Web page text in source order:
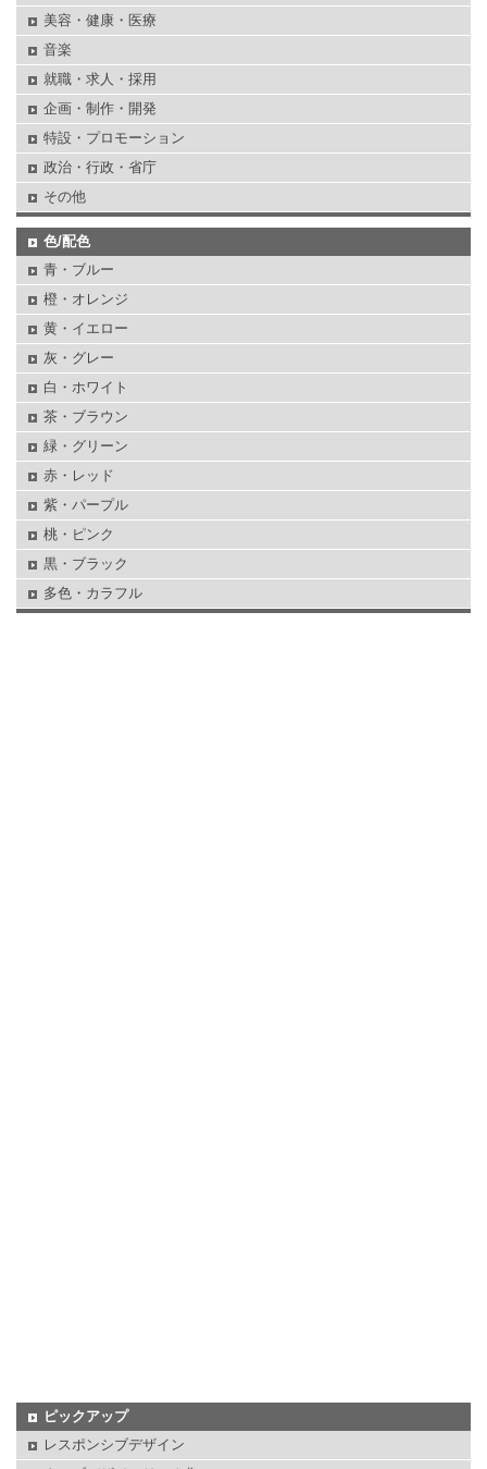
美容・健康・医療
音楽
就職・求人・採用
企画・制作・開発
特設・プロモーション
政治・行政・省庁
その他
色/配色
青・ブルー
橙・オレンジ
黄・イエロー
灰・グレー
白・ホワイト
茶・ブラウン
緑・グリーン
赤・レッド
紫・パープル
桃・ピンク
黒・ブラック
多色・カラフル
ピックアップ
レスポンシブデザイン